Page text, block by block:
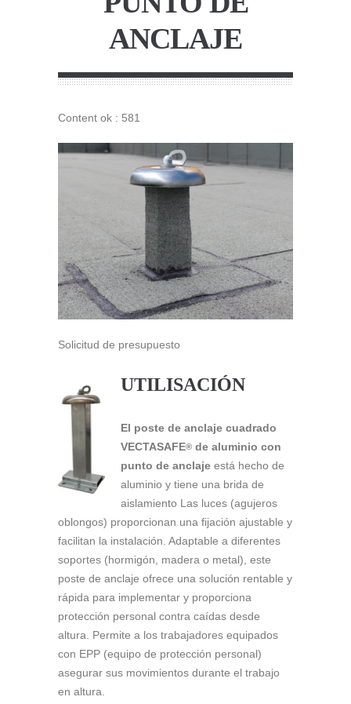
ANCLAJE
Content ok : 581
Solicitud de presupuesto
UTILISACIÓN
El poste de anclaje cuadrado
VECTASAFE® de aluminio con
punto de anclaje está hecho de
aluminio y tiene una brida de
aislamiento Las luces (agujeros
oblongos) proporcionan una fijación ajustable y
facilitan la instalación. Adaptable a diferentes
soportes (hormigón, madera o metal), este
poste de anclaje ofrece una solución rentable y
rápida para implementar y proporciona
protección personal contra caídas desde
altura. Permite a los trabajadores equipados
con EPP (equipo de protección personal)
asegurar sus movimientos durante el trabajo
en altura.